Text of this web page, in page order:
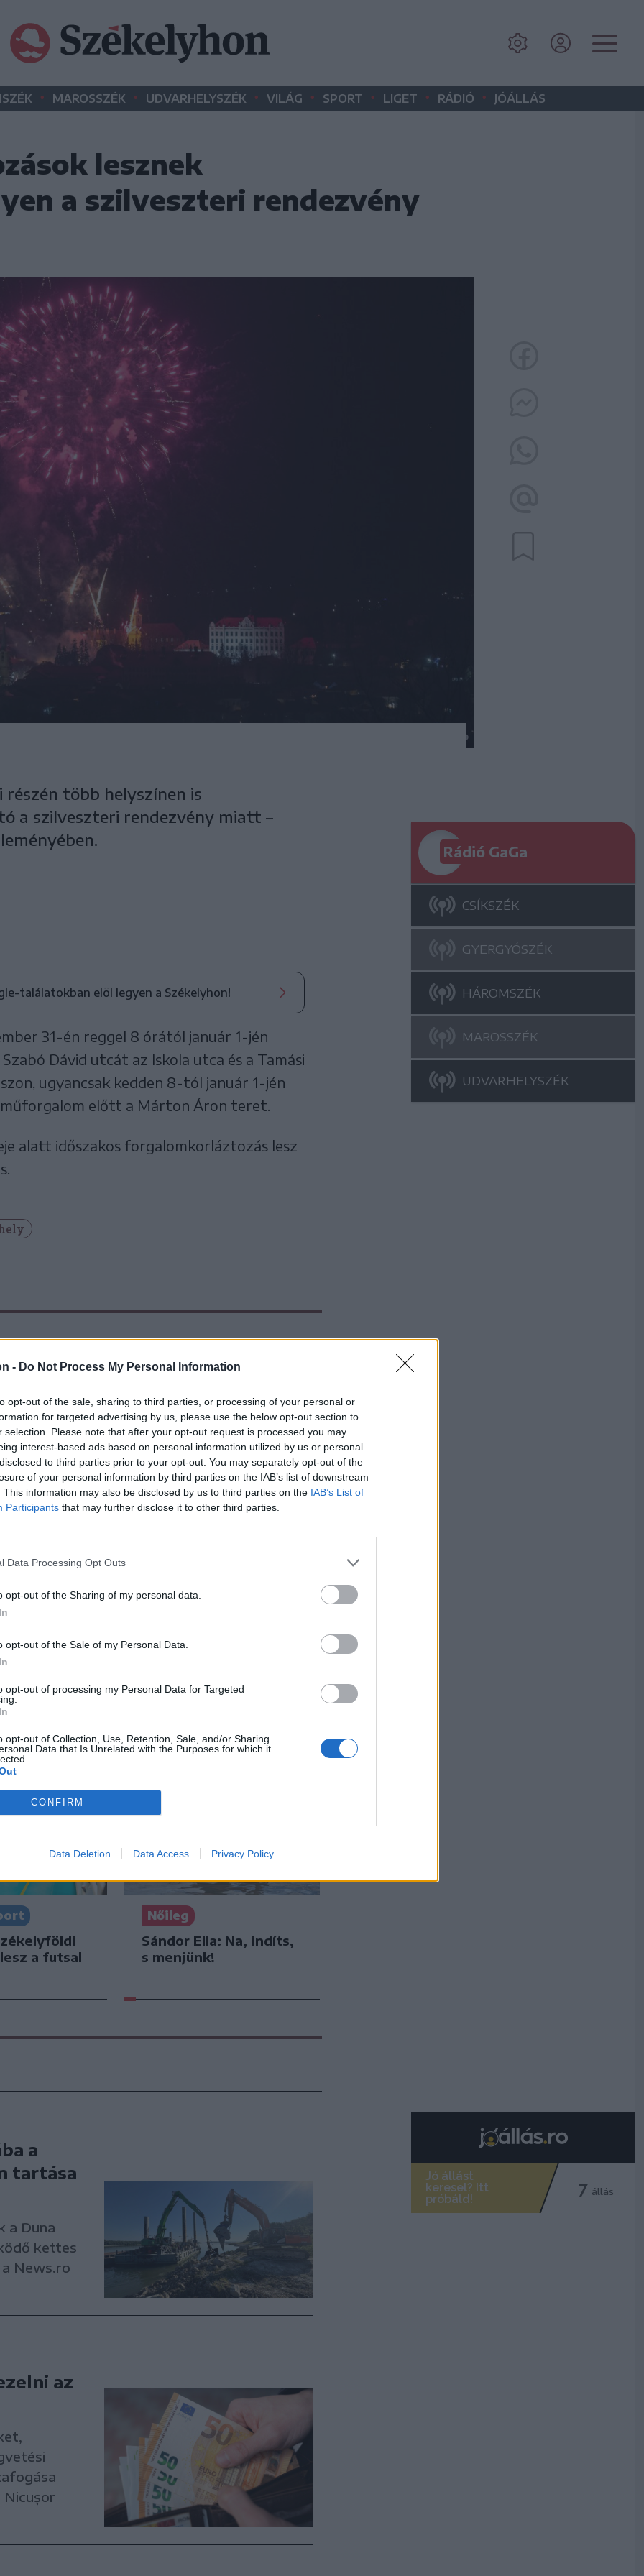
- Do Not Process My Personal Information
opt-out of the sale, sharing to third parties, or processing of your personal or
for targeted advertising by us, please use the below opt-out section to
selection. Please note that after your opt-out request is processed you may
interest-based ads based on personal information utilized by us or personal
to third parties prior to your opt-out. You may separately opt-out of the
of your personal information by third parties on the IAB’s list of downstream
This information may also be disclosed by us to third parties on the IAB’s List of
Participants that may further disclose it to other third parties.
Data Processing Opt Outs
opt-out of the Sharing of my personal data.
opt-out of the Sale of my Personal Data.
opt-out of processing my Personal Data for Targeted
opt-out of Collection, Use, Retention, Sale, and/or Sharing
Data that Is Unrelated with the Purposes for which it
CONFIRM
Data Deletion Data Access Privacy Policy
• MAROSSZÉK • UDVARHELYSZÉK • VILÁG • SPORT • LIGET • RÁDIÓ • JÓÁLLÁS
lesznek
a szilveszteri rendezvény
több helyszínen is
a szilveszteri rendezvény miatt –
találatokban elöl legyen a Székelyhon!
31-én reggel 8 órától január 1-jén
Dávid utcát az Iskola utca és a Tamási
ugyancsak kedden 8-tól január 1-jén
előtt a Márton Áron teret.
alatt időszakos forgalomkorláztozás lesz
Rádió GaGa
CSÍKSZÉK
GYERGYÓSZÉK
HÁROMSZÉK
MAROSSZÉK
UDVARHELYSZÉK
a
Nicușor
900 medve
eltiltották a Sepsi OSK
a futsal
Nőileg
Sándor Ella: Na, indíts,
s menjünk!
a
tartása
a Duna
kettes
News.ro
az
Nicușor